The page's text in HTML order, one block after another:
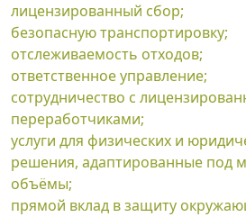
лицензированный сбор;
безопасную транспортировку;
отслеживаемость отходов;
ответственное управление;
сотрудничество с
переработчиками;
услуги для физических и
решения, адаптированные под
объёмы;
прямой вклад в защиту